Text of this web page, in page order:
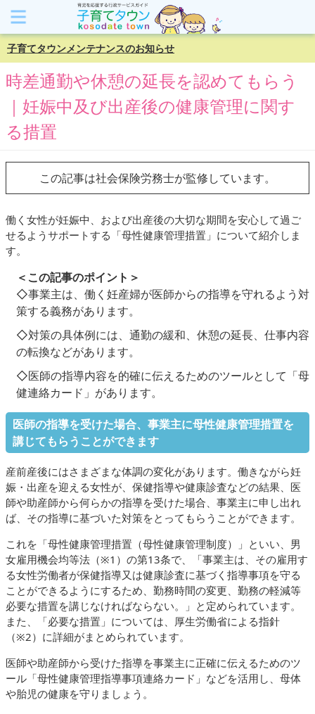
子育てタウンメンテナンスのお知らせ
時差通勤や休憩の延長を認めてもらう
｜妊娠中及び出産後の健康管理に関す
る措置
この記事は社会保険労務士が監修しています。
働く女性が妊娠中、および出産後の大切な期間を安心して過ご
せるようサポートする「母性健康管理措置」について紹介しま
す。
＜この記事のポイント＞
◇事業主は、働く妊産婦が医師からの指導を守れるよう対
策する義務があります。
◇対策の具体例には、通勤の緩和、休憩の延長、仕事内容
の転換などがあります。
◇医師の指導内容を的確に伝えるためのツールとして「母
健連絡カード」があります。
医師の指導を受けた場合、事業主に母性健康管理措置を
講じてもらうことができます
産前産後にはさまざまな体調の変化があります。働きながら妊
娠・出産を迎える女性が、保健指導や健康診査などの結果、医
師や助産師から何らかの指導を受けた場合、事業主に申し出れ
ば、その指導に基づいた対策をとってもらうことができます。
これを「母性健康管理措置（母性健康管理制度）」といい、男
女雇用機会均等法（※1）の第13条で、「事業主は、その雇用す
る女性労働者が保健指導又は健康診査に基づく指導事項を守る
ことができるようにするため、勤務時間の変更、勤務の軽減等
必要な措置を講じなければならない。」と定められています。
また、「必要な措置」については、厚生労働省による指針
（※2）に詳細がまとめられています。
医師や助産師から受けた指導を事業主に正確に伝えるためのツ
ール「母性健康管理指導事項連絡カード」などを活用し、母体
や胎児の健康を守りましょう。